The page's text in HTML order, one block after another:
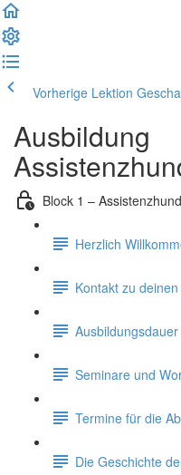
Vorherige Lektion
Ausbildung
Block 1 –
Herzlich
Kontakt zu
Ausbildungsdauer
Seminare und
Termine für die
Die Geschichte